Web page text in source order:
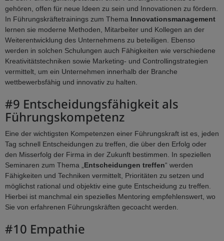
gehören, offen für neue Ideen zu sein und Innovationen zu fördern.
In Führungskräftetrainings zum Thema Innovationsmanagement
lernen sie moderne Methoden, Mitarbeiter und Kollegen an der
Weiterentwicklung des Unternehmens zu beteiligen. Ebenso
werden in solchen Schulungen auch Fähigkeiten wie verschiedene
Kreativitätstechniken sowie Marketing- und Controllingstrategien
vermittelt, um ein Unternehmen innerhalb der Branche
wettbewerbsfähig und innovativ zu halten.
#9 Entscheidungsfähigkeit als
Führungskompetenz
Eine der wichtigsten Kompetenzen einer Führungskraft ist es, jeden
Tag schnell Entscheidungen zu treffen, die über den Erfolg oder
den Misserfolg der Firma in der Zukunft bestimmen. In speziellen
Seminaren zum Thema „ Entscheidungen treffen“ werden
Fähigkeiten und Techniken vermittelt, Prioritäten zu setzen und
möglichst rational und objektiv eine gute Entscheidung zu treffen.
Hierbei ist manchmal ein spezielles Mentoring empfehlenswert, wo
Sie von erfahrenen Führungskräften gecoacht werden.
#10 Empathie